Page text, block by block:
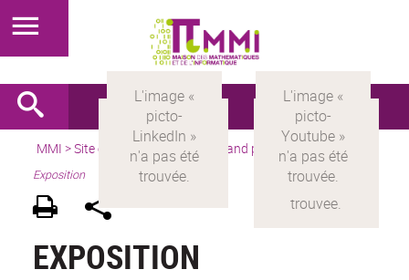
MMI >Site en français > Pour le grand public > Par activités >
Exposition
EXPOSITION